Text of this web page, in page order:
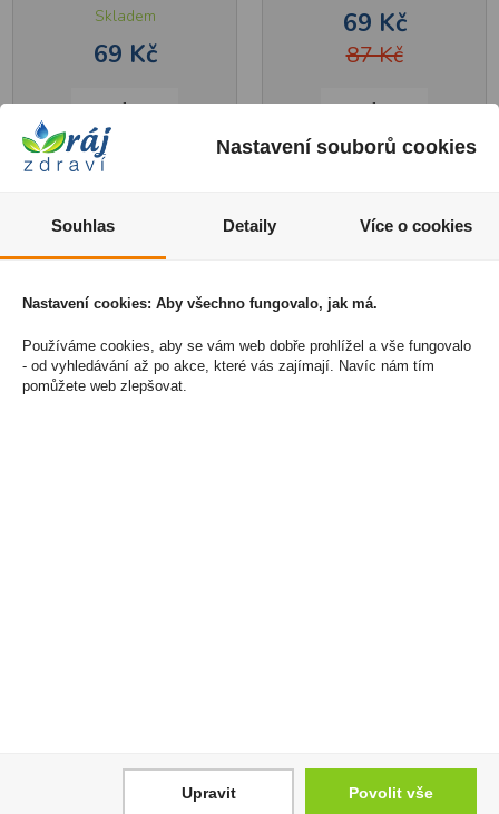
Skladem
69 Kč
1
69 Kč
87 Kč
1
Nastavení souborů cookies
Souhlas Detaily Více o cookies
Nastavení cookies: Aby všechno fungovalo, jak má.
Používáme cookies, aby se vám web dobře prohlížel a vše fungovalo
- od vyhledávání až po akce, které vás zajímají. Navíc nám tím
pomůžete web zlepšovat.
Upravit Povolit vše